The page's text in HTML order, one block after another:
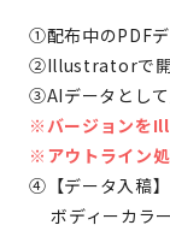
①配布中のPDF
②Illustratorで開
③AIデータとし
※バージョンを
※アウトライン
④【データ入稿
ボディーカラ